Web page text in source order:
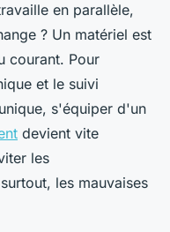
en parallèle,
? Un matériel est
courant. Pour
et le suivi
s'équiper d'un
devient vite
les
les mauvaises